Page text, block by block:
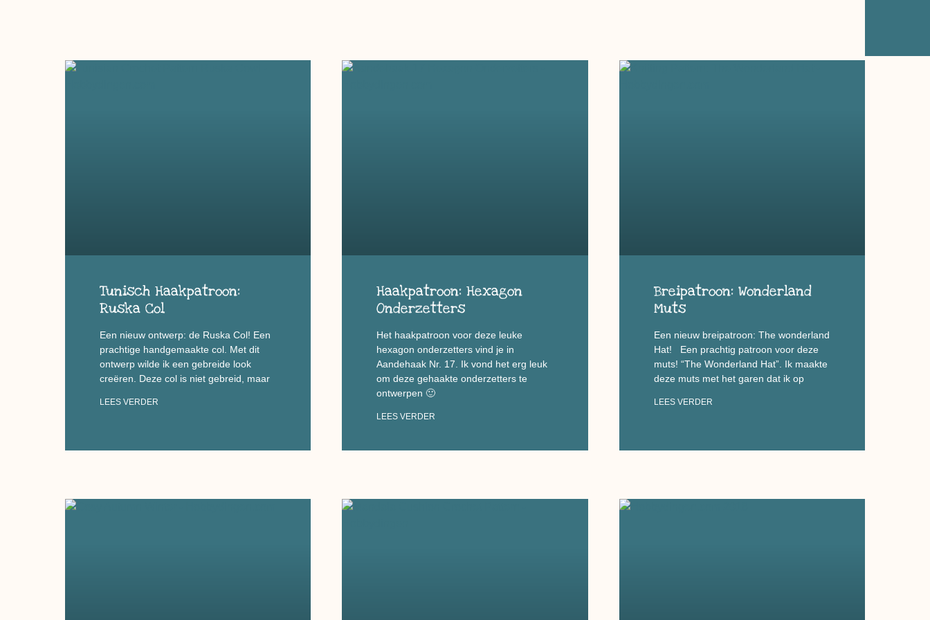
Tunisch Haakpatroon:
Ruska Col
Een nieuw ontwerp: de Ruska Col! Een
prachtige handgemaakte col. Met dit
ontwerp wilde ik een gebreide look
creëren. Deze col is niet gebreid, maar
LEES VERDER
Haakpatroon: Hexagon
Onderzetters
Het haakpatroon voor deze leuke
hexagon onderzetters vind je in
Aandehaak Nr. 17. Ik vond het erg leuk
om deze gehaakte onderzetters te
ontwerpen 🙂
LEES VERDER
Breipatroon: Wonderland
Muts
Een nieuw breipatroon: The wonderland
Hat! Een prachtig patroon voor deze
muts! “The Wonderland Hat”. Ik maakte
deze muts met het garen dat ik op
LEES VERDER